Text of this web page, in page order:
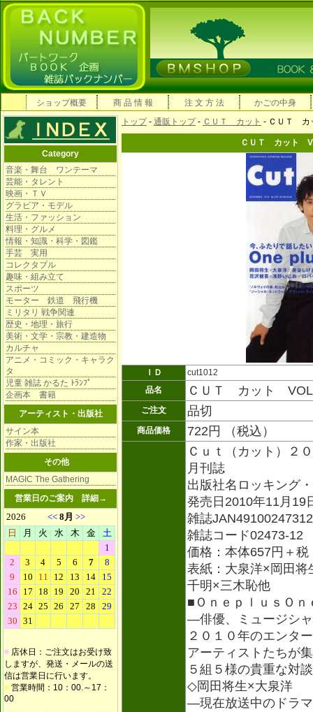
ショップ概要 商 品 情 報 注 文 方 法 かごの中身
Category
音楽・舞台 ワンテーマ
芸能・タレント
映画・ＴＶ
グラビア・モデル
生活・ファッション
料理・グルメ
情報・知識・科学・図鑑
手芸 実用
コレクタブル
趣味・組み立て
スポーツ
モーター 鉄道 飛行機
ミリタリ 戦争関連
歴史・地理・旅行
美術・文学・宗教・建造物
カルチャ
アニメ・コミック・キャラク
タ
児童 雑誌 かるた ﾄﾗﾝﾌﾟ
企画本 書籍
アーティスト・出版社
サイン本
作家・出版社
その他
MAGIC The Gathering
営業日のご案内 詳細→
■ 店休日：ご注文はお受け致
しますが、発送・メールの送
信は営業日に行います。
■ 営業時間：10：00.～17：
00
トップ- 通販トップ- ＣＵＴ カット - ＣＵＴ カ
ＣＵＴ カット
ＩＤ
cut1012
品名
ＣＵＴ カット
ご注文 品切
商品価格 722円 （税込）
Ｃｕｔ（カット）２
月刊誌
出版社名ロッキング
発売日2010年11月19
雑誌
雑誌コード02473-12
価格：本体657円＋税
表紙：大泉洋×岡田
千明×三木恥他
■ＯｎｅｐｌｕｓＯ
―俳優、ミュージシ
２０１０年のエンタ
アーティストたちが
５組５様の貴重な対
◇岡田将生×大泉洋
―現在放送中のドラマ